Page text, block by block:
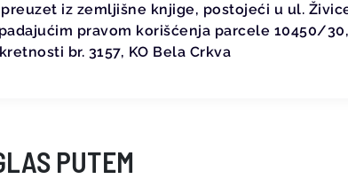
iz zemljišne knjige, postojeći u ul.
pravom korišćenja parcele 10450/30,
br. 3157, KO Bela Crkva
PUTEM